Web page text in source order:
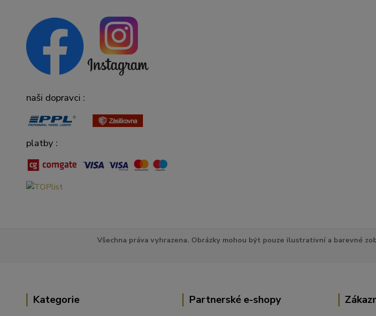
naši dopravci :
platby :
Všechna práva vyhrazena. Obrázky mohou být pouze ilustrativní a barevné
Kategorie Partnerské e-shopy